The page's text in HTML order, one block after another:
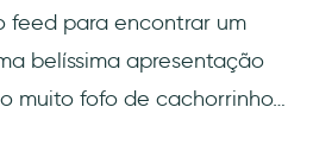
feed para encontrar um
belíssima apresentação
muito fofo de cachorrinho…